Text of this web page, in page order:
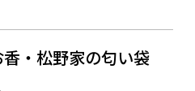
・松野家の匂い袋